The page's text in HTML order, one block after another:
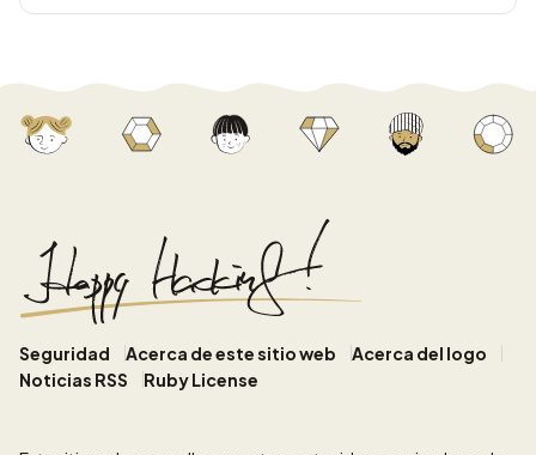
Seguridad Acerca de este sitio web
Acerca del logo
Noticias RSS
Ruby License